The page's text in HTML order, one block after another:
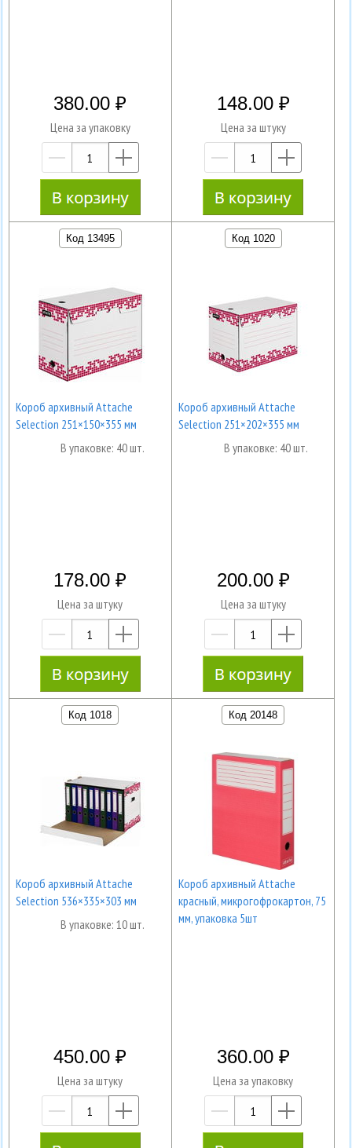
380.00
Цена за упаковку
—
148.00
Цена за штуку
—
Код 13495
Короб архивный Attache
Selection 251×150×355 мм
В упаковке: 40 шт.
178.00
Цена за штуку
—
Код 1020
Короб архивный Attache
Selection 251×202×355 мм
В упаковке: 40 шт.
200.00
Цена за штуку
—
Код 1018
Короб архивный Attache
Selection 536×335×303 мм
В упаковке: 10 шт.
450.00
Цена за штуку
—
Код 20148
Короб архивный Attache
красный, микрогофрокартон, 75
мм, упаковка 5шт
360.00
Цена за упаковку
—